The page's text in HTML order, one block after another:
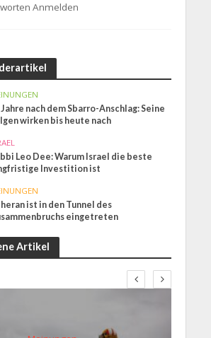
Anmelden
Jahre nach dem Sbarro-Anschlag: Seine
wirken bis heute nach
Leo Dee: Warum Israel die beste
Investition ist
ist in den Tunnel des
eingetreten
Artikel